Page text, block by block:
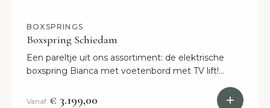
BOXSPRINGS
Boxspring Schiedam
Een pareltje uit ons assortiment: de elektrische
boxspring Bianca met voetenbord met TV lift!
Vanaf € 3.199,00